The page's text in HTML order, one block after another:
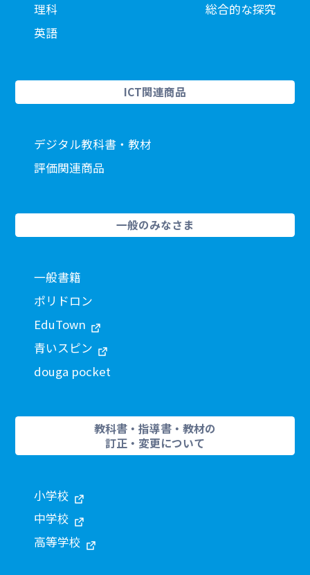
理科
英語
総合的な探究
ICT関連商品
デジタル教科書・教材
評価関連商品
一般のみなさま
一般書籍
ポリドロン
EduTown
青いスピン
douga pocket
教科書・指導書・教材の
訂正・変更について
小学校
中学校
高等学校